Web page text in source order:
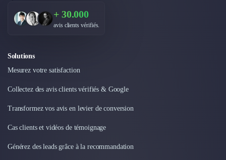
+ 30.000
avis clients vérifiés.
Solutions
Mesurez votre satisfaction
Collectez des avis clients vérifiés & Google
Transformez vos avis en levier de conversion
Cas clients et vidéos de témoignage
Générez des leads grâce à la recommandation